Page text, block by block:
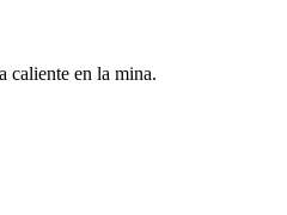
caliente en la mina.